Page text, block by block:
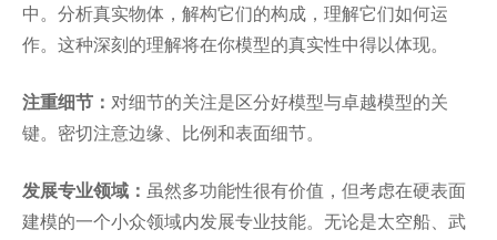
中。分析真实物体，解构它们的构成，理解它们如何运
作。这种深刻的理解将在你模型的真实性中得以体现。
注重细节： 对细节的关注是区分好模型与卓越模型的关
键。密切注意边缘、比例和表面细节。
发展专业领域： 虽然多功能性很有价值，但考虑在硬表面
建模的一个小众领域内发展专业技能。无论是太空船、武